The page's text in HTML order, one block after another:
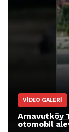
VIDEO GALERI
Arnavutköy
otomobil